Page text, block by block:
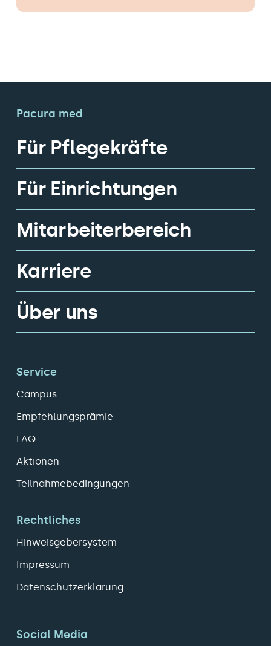
Pacura med
Für Pflegekräfte
Für Einrichtungen
Mitarbeiterbereich
Karriere
Über uns
Service
Campus
Empfehlungsprämie
FAQ
Aktionen
Teilnahmebedingungen
Rechtliches
Hinweisgebersystem
Impressum
Datenschutzerklärung
Social Media